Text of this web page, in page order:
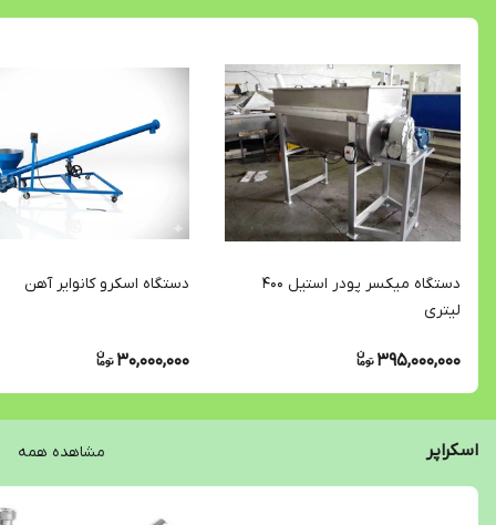
دستگاه میکسر پودر استیل 400
لیتری
395,000,000
دستگاه اسکرو کانوایر آهن
30,000,000
اسکراپر مشاهده همه